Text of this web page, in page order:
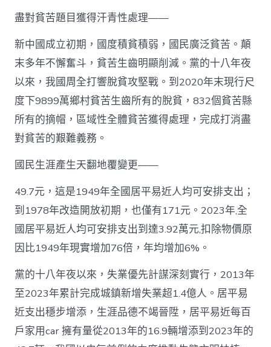
盡對貧苦題目獲得汗青性處理——
新中國成立初期，國度積貧積弱，國民廣泛貧苦。顛
末多年不懈奮斗，貧苦生齒明顯削減。黨的十八年夜
以來，我國周全打響脫貧攻堅戰。到2020年末現行尺
度下9899萬鄉村貧苦生齒所有的脫貧，832個貧苦縣
所有的摘帽，區域性全體貧苦獲得處理，完成打消盡
對貧苦的艱難義務。
國民生涯產生天翻地覆變更——
49.7元，這是1949年全國居平易近人均可安排支出；
到1978年改造開放初期，也僅有171元。2023年,全
國居平易近人均可安排支出到達3.92萬元,扣除物價原
因比1949年現實增加76倍，年均增加6%。
黨的十八年夜以來，失業優先計謀深刻實行，2013年
至2023年累計完成城鎮新增失業超1.4億人。居平易
近支出穩步增添，生涯品德不竭晉陞，居平易近每百
戶家用car 擁有量從2013年的16.9輛增添到2023年的